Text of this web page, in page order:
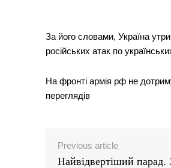
За його словами, Україна
російських атак по
На фронті армія рф не
переглядiв
Previous article
Найвідвертіший парад.